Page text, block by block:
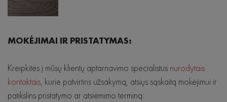
MOKĖJIMAI IR PRISTATYMAS:
Kreipkitės į mūsų klientų aptarnavimo specialistus nurodytais
kontaktais, kurie patvirtins užsakymą, atsiųs sąskaitą mokėjimui ir
patikslins pristatymo ar atsiėmimo terminą.